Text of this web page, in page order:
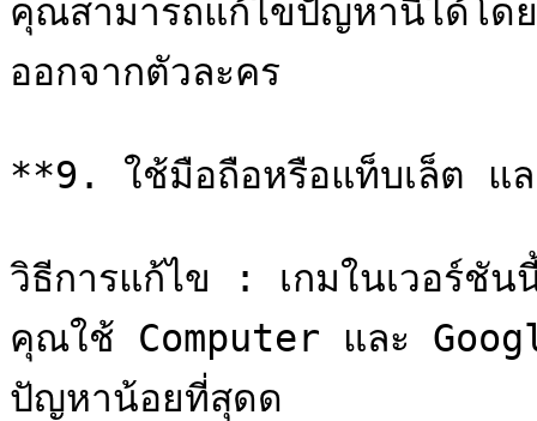
คุณสามารถแก้ไขปัญหานี้ได้โด
ออกจากตัวละคร
**9. ใช้มือถือหรือแท็บเล็ต แล
วิธีการแก้ไข : เกมในเวอร์ชัน
คุณใช้ Computer และ
ปัญหาน้อยที่สุดด